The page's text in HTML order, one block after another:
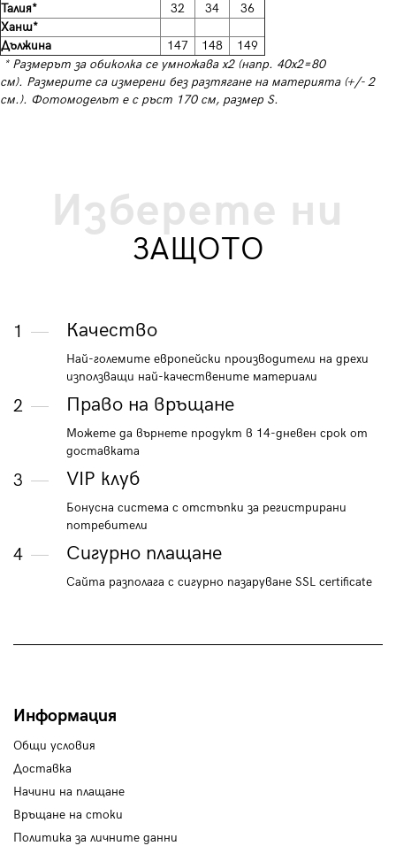
Талия*
32 34
36
Ханш*
Дължина
147 148
149
* Размерът за обиколка се умножава х2 (напр. 40х2=80
см). Размерите са измерени без разтягане на материята (+/- 2
см.). Фотомоделът е с ръст 170 см, размер S.
Изберете ни
ЗАЩОТО
1 Качество
Най-големите европейски производители на дрехи
използващи най-качествените материали
2 Право на връщане
Можете да върнете продукт в 14-дневен срок от
доставката
3 VIP клуб
Бонусна система с отстъпки за регистрирани
потребители
4 Сигурно плащане
Сайта разполага с сигурно пазаруване SSL certificate
Информация
Общи условия
Доставка
Начини на плащане
Връщане на стоки
Политика за личните данни